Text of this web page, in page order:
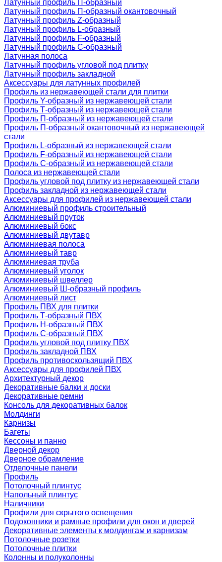
Латунный профиль П-образный
Латунный профиль П-образный окантовочный
Латунный профиль Z-образный
Латунный профиль L-образный
Латунный профиль F-образный
Латунный профиль C-образный
Латунная полоса
Латунный профиль угловой под плитку
Латунный профиль закладной
Аксессуары для латунных профилей
Профиль из нержавеющей стали для плитки
Профиль Y-образный из нержавеющей стали
Профиль Т-образный из нержавеющей стали
Профиль П-образный из нержавеющей стали
Профиль П-образный окантовочный из нержавеющей
стали
Профиль L-образный из нержавеющей стали
Профиль F-образный из нержавеющей стали
Профиль C-образный из нержавеющей стали
Полоса из нержавеющей стали
Профиль угловой под плитку из нержавеющей стали
Профиль закладной из нержавеющей стали
Аксессуары для профилей из нержавеющей стали
Алюминиевый профиль строительный
Алюминиевый пруток
Алюминиевый бокс
Алюминиевый двутавр
Алюминиевая полоса
Алюминиевый тавр
Алюминиевая труба
Алюминиевый уголок
Алюминиевый швеллер
Алюминиевый Ш-образный профиль
Алюминиевый лист
Профиль ПВХ для плитки
Профиль Т-образный ПВХ
Профиль H-образный ПВХ
Профиль C-образный ПВХ
Профиль угловой под плитку ПВХ
Профиль закладной ПВХ
Профиль противоскользящий ПВХ
Аксессуары для профилей ПВХ
Архитектурный декор
Декоративные балки и доски
Декоративные ремни
Консоль для декоративных балок
Молдинги
Карнизы
Багеты
Кессоны и панно
Дверной декор
Дверное обрамление
Отделочные панели
Профиль
Потолочный плинтус
Напольный плинтус
Наличники
Профили для скрытого освещения
Подоконники и рамные профили для окон и дверей
Декоративные элементы к молдингам и карнизам
Потолочные розетки
Потолочные плитки
Колонны и полуколонны